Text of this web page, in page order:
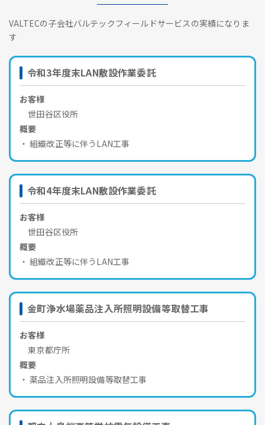
VALTECの子会社バルテックフィールドサービスの実績になりま
す
令和3年度末LAN敷設作業委託
お客様
世田谷区役所
概要
組織改正等に伴うLAN工事
令和4年度末LAN敷設作業委託
お客様
世田谷区役所
概要
組織改正等に伴うLAN工事
金町浄水場薬品注入所照明設備等取替工事
お客様
東京都庁所
概要
薬品注入所照明設備等取替工事